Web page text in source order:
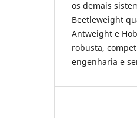
os demais
Beetleweight
Antweight e
robusta,
engenharia e